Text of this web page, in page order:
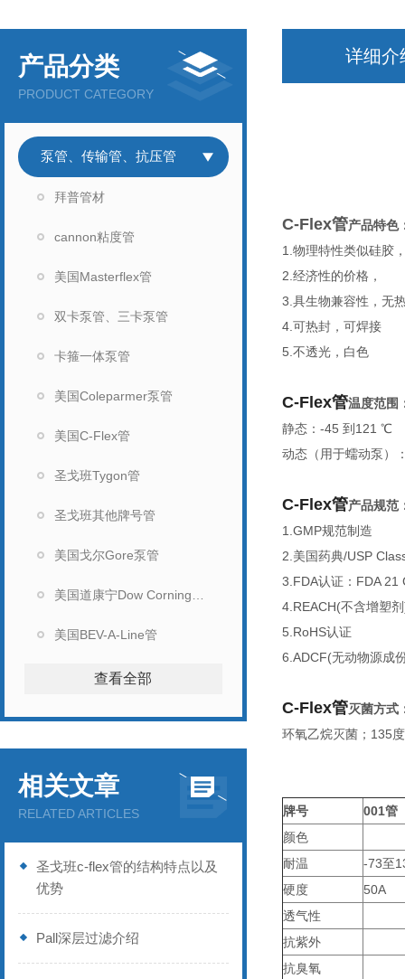
产品分类
PRODUCT CATEGORY
泵管、传输管、抗压管
拜普管材
cannon粘度管
美国Masterflex管
双卡泵管、三卡泵管
卡箍一体泵管
美国Coleparmer泵管
美国C-Flex管
圣戈班Tygon管
圣戈班其他牌号管
美国戈尔Gore泵管
美国BEV-A-Line管
查看全部
相关文章
RELATED ARTICLES
圣戈班c-flex管的结构特点以及
优势
Pall深层过滤介绍
详细介
C-Flex管产品特色
1.物理特性类似硅胶
2.经济性的价格，
3.具生物兼容性，无
4.可热封，可焊接
5.不透光，白色
C-Flex管温度范围
静态：-45 到121 ℃
动态（用于蠕动泵）
C-Flex管产品规范
1.GMP规范制造
2.美国药典/USP
3.FDA认证：FDA 21
4.REACH(不含增塑
5.RoHS认证
6.ADCF(无动物源成
C-Flex管灭菌方式
环氧乙烷灭菌；135
牌号 001管
颜色
耐温
-73至
硬度
50A
透气性
抗紫外
抗臭氧